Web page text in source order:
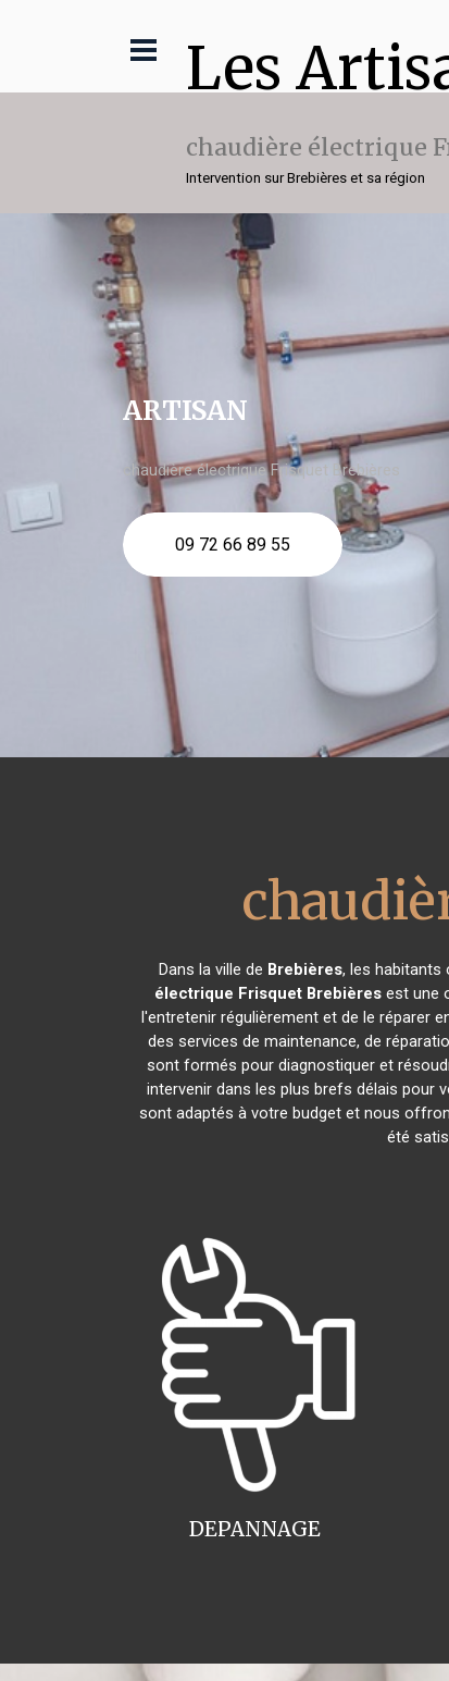
Les
chaudière électrique
Intervention sur Brebières et sa région
ARTISAN
chaudière électrique Frisquet Brebières
09 72 66 89 55
Dans la ville de Brebières, les habitants
électrique Frisquet Brebièresest une
l'entretenir régulièrement et de le réparer
des services de maintenance, de
sont formés pour diagnostiquer et
intervenir dans les plus brefs délais pour
sont adaptés à votre budget et nous
été
DEPANNAGE